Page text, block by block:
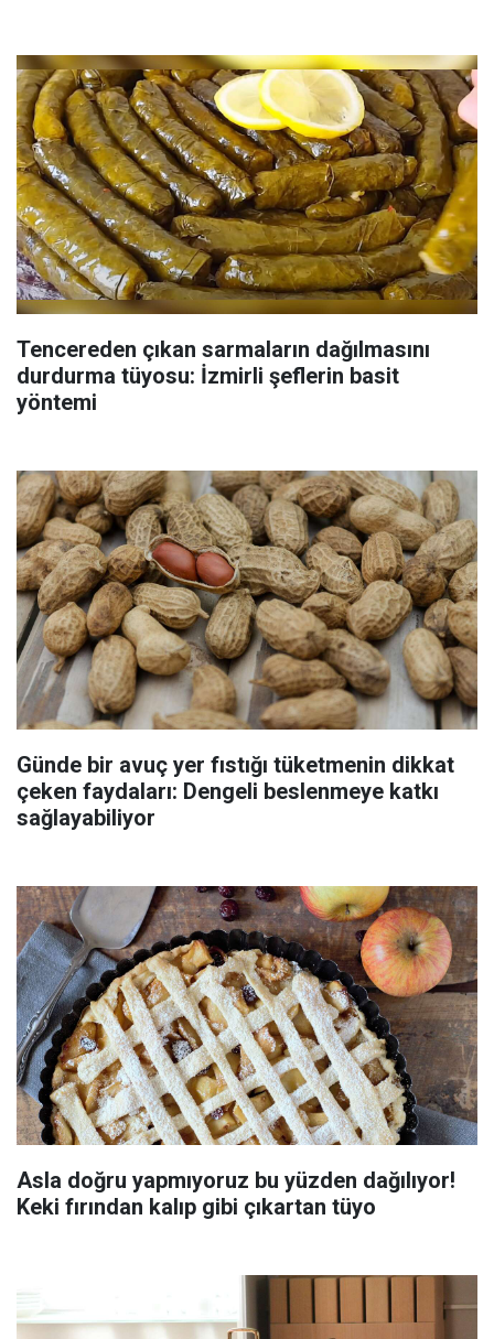
Tencereden çıkan sarmaların dağılmasını
durdurma tüyosu: İzmirli şeflerin basit
yöntemi
Günde bir avuç yer fıstığı tüketmenin dikkat
çeken faydaları: Dengeli beslenmeye katkı
sağlayabiliyor
Asla doğru yapmıyoruz bu yüzden dağılıyor!
Keki fırından kalıp gibi çıkartan tüyo